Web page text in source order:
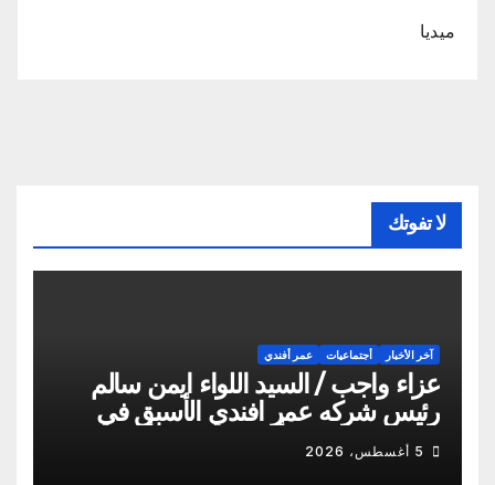
ميديا
لا تفوتك
آخر الأخبار أجتماعيات عمر أفندي
عزاء واجب / السيد اللواء ايمن سالم
رئيس شركه عمر افندي الأسبق في
وفاه المغفور له أخو سيادته م أيمن
سالم
5 أغسطس، 2026